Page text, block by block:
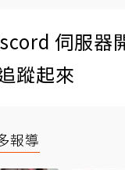
伺服器
蹤起來
報導